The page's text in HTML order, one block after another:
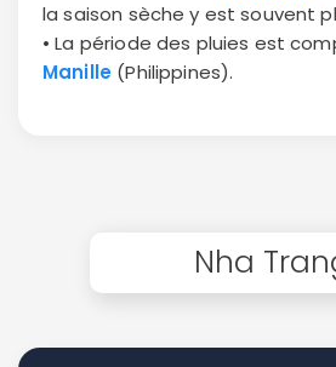
la saison sèche y est souvent
• La période des pluies est
Manille (Philippines).
Nha